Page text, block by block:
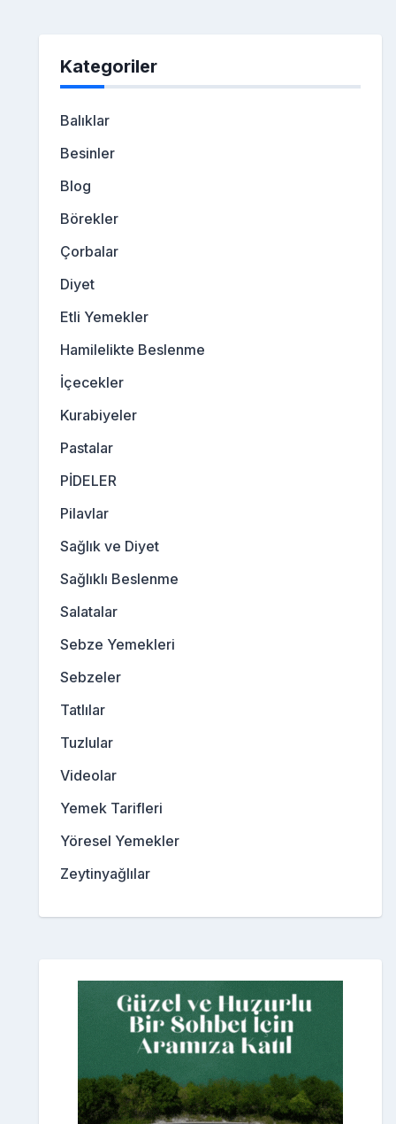
Kategoriler
Balıklar
Besinler
Blog
Börekler
Çorbalar
Diyet
Etli Yemekler
Hamilelikte Beslenme
İçecekler
Kurabiyeler
Pastalar
PİDELER
Pilavlar
Sağlık ve Diyet
Sağlıklı Beslenme
Salatalar
Sebze Yemekleri
Sebzeler
Tatlılar
Tuzlular
Videolar
Yemek Tarifleri
Yöresel Yemekler
Zeytinyağlılar